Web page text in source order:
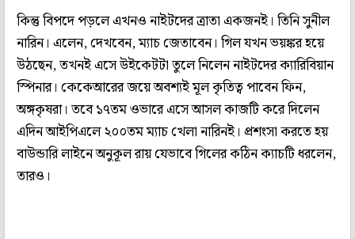
কিন্তু বিপদে পড়লে এখনও নাইটদের ত্রাতা একজনই। তিনি সুনীল
নারিন। এলেন, দেখবেন, ম্যাচ জেতাবেন। গিল যখন ভয়ঙ্কর হয়ে
উঠছেন, তখনই এসে উইকেটটা তুলে নিলেন নাইটদের ক্যারিবিয়ান
স্পিনার। কেকেআরের জয়ে অবশ্যই মূল কৃতিত্ব পাবেন ফিন,
অঙ্গকৃষরা। তবে ১৭তম ওভারে এসে আসল কাজটি করে দিলেন
এদিন আইপিএলে ২০০তম ম্যাচ খেলা নারিনই। প্রশংসা করতে হয়
বাউন্ডারি লাইনে অনুকূল রায় যেভাবে গিলের কঠিন ক্যাচটি ধরলেন,
তারও।